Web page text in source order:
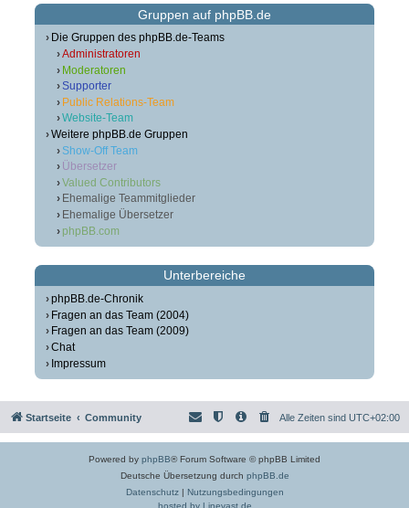
Gruppen auf phpBB.de
Die Gruppen des phpBB.de-Teams
Administratoren
Moderatoren
Supporter
Public Relations-Team
Website-Team
Weitere phpBB.de Gruppen
Show-Off Team
Übersetzer
Valued Contributors
Ehemalige Teammitglieder
Ehemalige Übersetzer
phpBB.com
Unterbereiche
phpBB.de-Chronik
Fragen an das Team (2004)
Fragen an das Team (2009)
Chat
Impressum
Startseite Community Alle Zeiten sind UTC+02:00
Powered by phpBB® Forum Software © phpBB Limited
Deutsche Übersetzung durch phpBB.de
Datenschutz| Nutzungsbedingungen
hosted by Linevast.de